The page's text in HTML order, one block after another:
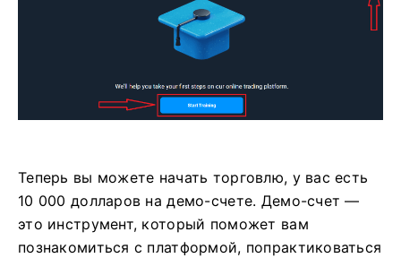
Теперь вы можете начать торговлю, у вас есть
10 000 долларов на демо-счете. Демо-счет —
это инструмент, который поможет вам
познакомиться с платформой, попрактиковаться